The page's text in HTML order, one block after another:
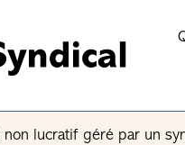
lucratif géré par un